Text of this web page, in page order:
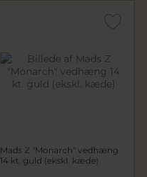
Mads Z "Monarch" vedhæng
14 kt. guld (ekskl. kæde)